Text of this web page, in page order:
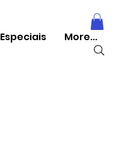
Especiais More...